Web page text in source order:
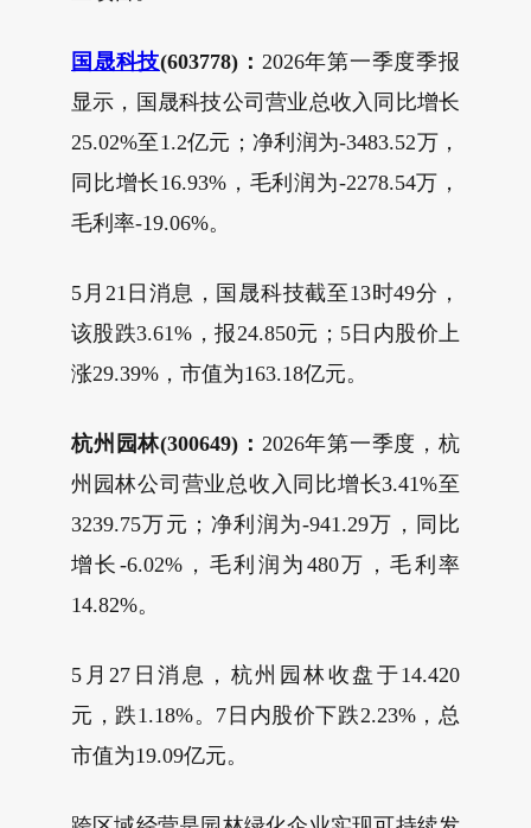
国晟科技(603778)： 2026年第一季度季报
显示，国晟科技公司营业总收入同比增长
25.02%至1.2亿元；净利润为-3483.52万，
同比增长16.93%，毛利润为-2278.54万，
毛利率-19.06%。
5月21日消息，国晟科技截至13时49分，
该股跌3.61%，报24.850元；5日内股价上
涨29.39%，市值为163.18亿元。
杭州园林(300649)： 2026年第一季度，杭
州园林公司营业总收入同比增长3.41%至
3239.75万元；净利润为-941.29万，同比
增长-6.02%，毛利润为480万，毛利率
14.82%。
5月27日消息，杭州园林收盘于14.420
元，跌1.18%。7日内股价下跌2.23%，总
市值为19.09亿元。